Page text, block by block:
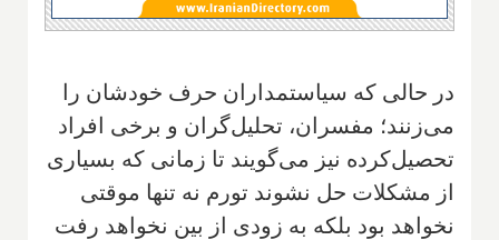
در حالی که سیاستمداران حرف خودشان را
می‌زنند؛ مفسران، تحلیل‌گران و برخی افراد
تحصیل‌کرده نیز می‌گویند تا زمانی که بسیاری
از مشکلات حل نشوند تورم نه تنها موقتی
نخواهد بود بلکه به زودی از بین نخواهد رفت